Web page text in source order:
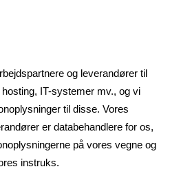
og leverandører til
IT-systemer mv., og vi
til disse. Vores
er databehandlere for os,
på vores vegne og
instruks.